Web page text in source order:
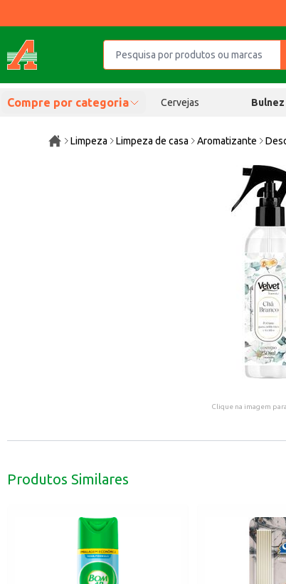
Compre por categoria Cervejas Bulnez
Limpeza Limpeza de casa Aromatizante
Clique na imagem
Produtos Similares